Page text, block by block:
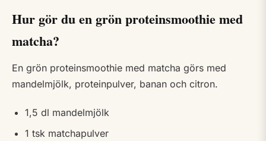
Hur gör du en grön proteinsmoothie med
matcha?
En grön proteinsmoothie med matcha görs med
mandelmjölk, proteinpulver, banan och citron.
1,5 dl mandelmjölk
1 tsk matchapulver